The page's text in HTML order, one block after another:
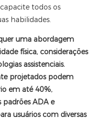
todos os
habilidades.
uma abordagem
física, considerações
assistenciais.
projetados podem
em até 40%,
ADA e
usuários com diversas